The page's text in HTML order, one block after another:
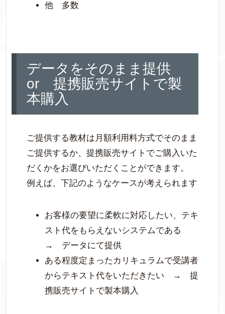
他 多数
データをそのまま提供
or 提携販売サイトで製
本購入
ご提供する教材は月額利用料方式でそのまま
ご提供するか、提携販売サイトでご購入いた
だくかをお選びいただくことができます。
例えば、下記のようなケースが考えられます
お客様の要望に柔軟に対応したい、テキ
スト代をもらえないシステムである
→ データにて提供
ある程度定まったカリキュラムで受講者
からテキスト代をいただきたい → 提
携販売サイトで製本購入